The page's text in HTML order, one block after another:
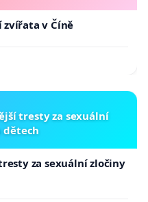
oblast
a podporuje
jíž musíme čelit.
kultury musí vést
kultury pro
v Číně
tresty za sexuální
dětech
za sexuální zločiny